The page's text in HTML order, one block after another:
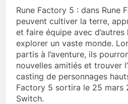
Rune Factory 5 : dans Rune
peuvent cultiver la terre,
et faire équipe avec
explorer un vaste monde.
partis à l’aventure, ils
nouvelles amitiés et trouver
casting de personnages
Factory 5 sortira le 25 mars
Switch.